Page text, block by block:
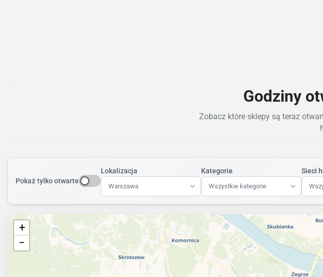
Godziny
Zobacz które sklepy są teraz
Pokaż tylko otwarte
Lokalizacja
Warszawa
Kategorie
Wszystkie kategorie
Sieci
+
−